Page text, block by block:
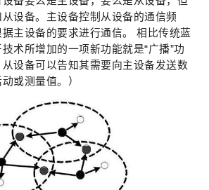
设备。主设备控制从设备的通信频
主设备的要求进行通信。 相比传统蓝
术所增加的一项新功能就是“广播”功
设备可以告知其需要向主设备发送数
或测量值。）